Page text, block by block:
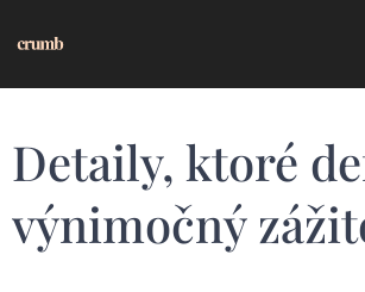
Detaily, ktoré
výnimočný